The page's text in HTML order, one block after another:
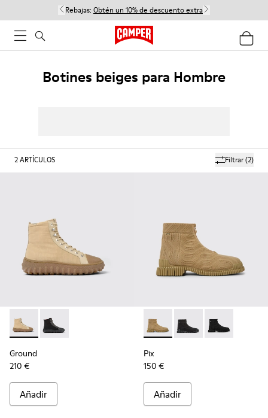
Rebajas: Obtén un 10% de descuento extra
Botines beiges para Hombre
Filtrar(2)
2ARTÍCULOS
Ground - K300405-010 - Botines beiges de tejido y piel
Ground - K300405-011
Ground
210 €
Añadir
Pix - K300262-014 -
Pix - K300262-017
Pix -
Pix
150 €
Añadir